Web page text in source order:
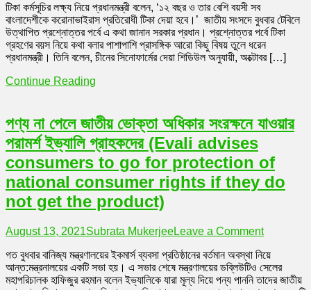
টিকা
দেবার
নতুন
বয়স
সীমা
টিকা কর্মসূচির লক্ষ্য নিয়ে প্রধানমন্ত্রী বলেন, ‘১২ বছর ও তার বেশি বয়সী সব
বাংলাদেশীকে করোনাভাইরাস প্রতিরোধী টিকা দেয়া হবে।’ জাতীয় সংসদে বুধবার টেবিলে
উত্থাপিত প্রশ্নোত্তর পর্বে এ কথা জানান সরকার প্রধান। প্রশ্নোত্তর পর্বে টিকা
গ্রহণের বয়স নিয়ে কথা বলার পাশাপাশি প্রাসঙ্গিক আরো কিছু বিষয় তুলে ধরেন
প্রধানমন্ত্রী। তিনি বলেন, চীনের সিনোফার্মের দেয়া শিডিউল অনুযায়ী, অক্টোবর […]
Continue Reading
পণ্য না পেলে জাতীয় ভোক্তা অধিকার সংরক্ষনে যাওয়ার
পরামর্শ ইভ্যালি গ্রাহকদের (Evali advises
consumers to go for protection of
national consumer rights if they do
not get the product)
August 13, 2021Subrata MukerjeeLeave a Commenton
না
পেলে
জাতীয়
গত বুধবার বানিজ্য মন্ত্রণালয়ের ইকমার্স ব্যবসা প্রতিষ্ঠানের বর্তমান অবস্থা নিয়ে
আন্ত:মন্ত্রনালয়ের একটি সভা হয়। এ সভার শেষে মন্ত্রণালয়ের ডব্লিউটিও সেলের
মহাপরিচালক হাফিজুর রহমান বলেন ইভ্যালিকে যারা মূল্য দিয়ে পন্য পাননি তাদের জাতীয়